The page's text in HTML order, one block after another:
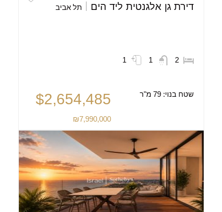
דירת גן אלגנטית ליד הים תל אביב
2
1
1
שטח בנוי:79 מ"ר $2,654,485
₪7,990,000